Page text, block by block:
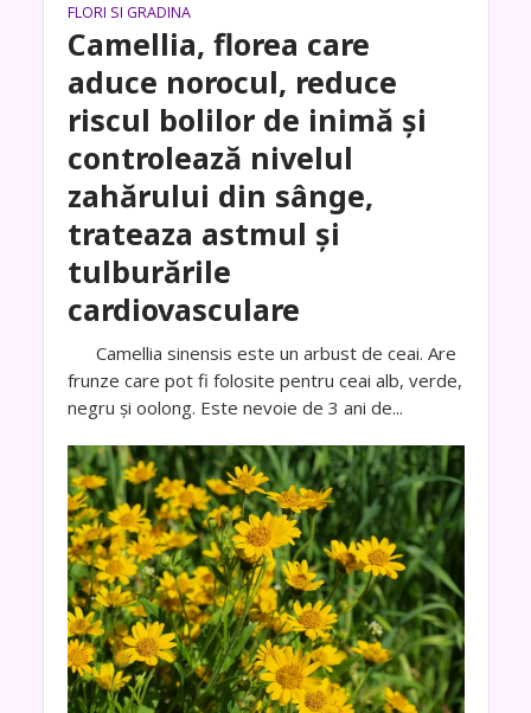
FLORI SI GRADINA
Camellia, florea care
aduce norocul, reduce
riscul bolilor de inimă și
controlează nivelul
zahărului din sânge,
trateaza astmul și
tulburările
cardiovasculare
Camellia sinensis este un arbust de ceai. Are
frunze care pot fi folosite pentru ceai alb, verde,
negru și oolong. Este nevoie de 3 ani de...